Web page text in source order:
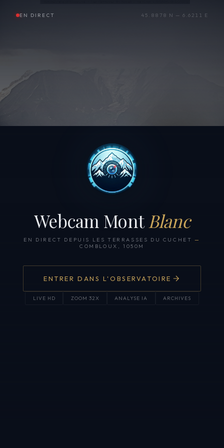
EN DIRECT 45.8878 N — 6.6211 E
Webcam Mont Blanc
EN DIRECT DEPUIS LES TERRASSES DU CUCHET —
COMBLOUX, 1050M
ENTRER DANS L'OBSERVATOIRE
LIVE HD ZOOM 32X ANALYSE IA ARCHIVES